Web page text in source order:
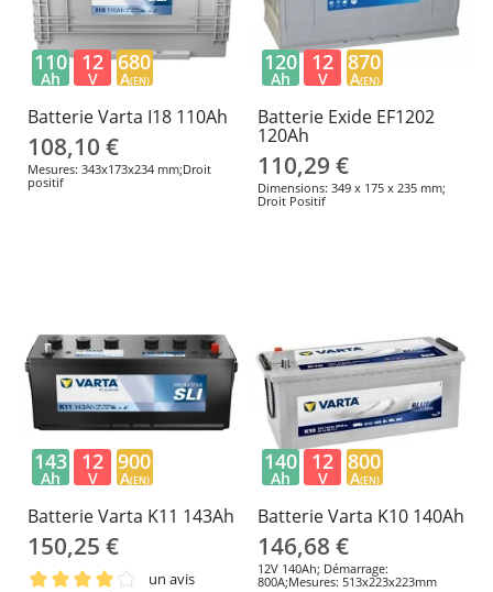
Batterie Varta I18 110Ah
108,10 €
Mesures: 343x173x234 mm;Droit
positif
110
Ah
12
V
680
A(EN)
Batterie Exide EF1202
120Ah
110,29 €
Dimensions: 349 x 175 x 235 mm;
Droit Positif
120
Ah
12
V
870
A(EN)
Batterie Varta K11 143Ah
150,25 €
un avis
143
Ah
12
V
900
A(EN)
Batterie Varta K10 140Ah
146,68 €
12V 140Ah; Démarrage:
800A;Mesures: 513x223x223mm
140
Ah
12
V
800
A(EN)